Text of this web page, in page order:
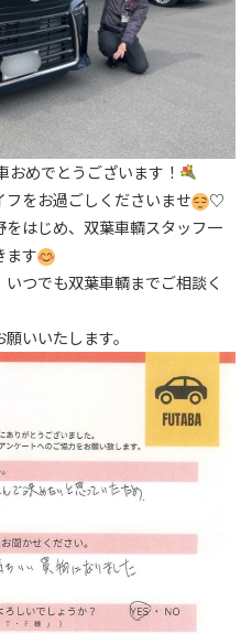
めでとうございます！
をお過ごしくださいませ
♡
はじめ、双葉車輌スタッフ一
ます
つでも双葉車輌までご相談く
いいたします。